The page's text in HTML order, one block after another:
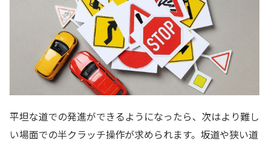
平坦な道での発進ができるようになったら、次はより難し
い場面での半クラッチ操作が求められます。坂道や狭い道